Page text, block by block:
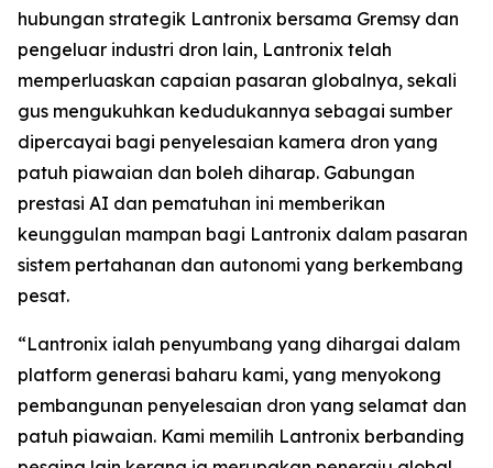
hubungan strategik Lantronix bersama Gremsy dan
pengeluar industri dron lain, Lantronix telah
memperluaskan capaian pasaran globalnya, sekali
gus mengukuhkan kedudukannya sebagai sumber
dipercayai bagi penyelesaian kamera dron yang
patuh piawaian dan boleh diharap. Gabungan
prestasi AI dan pematuhan ini memberikan
keunggulan mampan bagi Lantronix dalam pasaran
sistem pertahanan dan autonomi yang berkembang
pesat.
“Lantronix ialah penyumbang yang dihargai dalam
platform generasi baharu kami, yang menyokong
pembangunan penyelesaian dron yang selamat dan
patuh piawaian. Kami memilih Lantronix berbanding